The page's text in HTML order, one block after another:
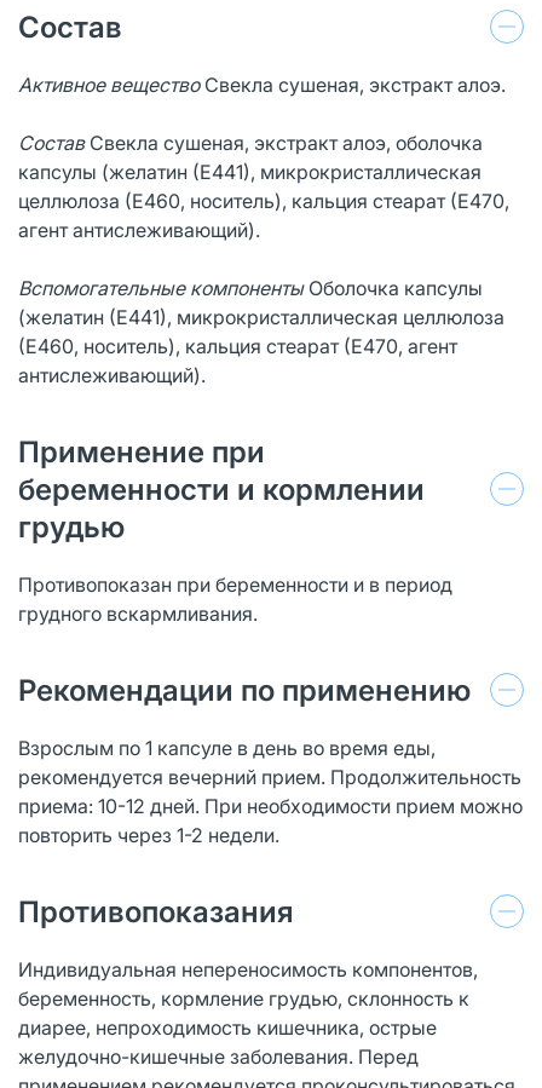
Состав
Активное веществоСвекла сушеная, экстракт алоэ.
Состав Свекла сушеная, экстракт алоэ, оболочка
капсулы (желатин (Е441), микрокристаллическая
целлюлоза (Е460, носитель), кальция стеарат (Е470,
агент антислеживающий).
Вспомогательные компонентыОболочка капсулы
(желатин (Е441), микрокристаллическая целлюлоза
(Е460, носитель), кальция стеарат (Е470, агент
антислеживающий).
Применение при
беременности и кормлении
грудью
Противопоказан при беременности и в период
грудного вскармливания.
Рекомендации по применению
Взрослым по 1 капсуле в день во время еды,
рекомендуется вечерний прием. Продолжительность
приема: 10-12 дней. При необходимости прием можно
повторить через 1-2 недели.
Противопоказания
Индивидуальная непереносимость компонентов,
беременность, кормление грудью, склонность к
диарее, непроходимость кишечника, острые
желудочно-кишечные заболевания. Перед